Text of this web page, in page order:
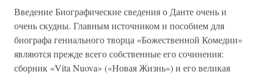
Введение Биографические сведения о Данте очень и
очень скудны. Главным источником и пособием для
биографа гениального творца «Божественной Комедии»
являются прежде всего собственные его сочинения:
сборник «Vita Nuova» («Новая Жизнь») и его великая